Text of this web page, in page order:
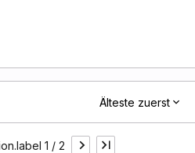
Älteste zuerst
1 / 2